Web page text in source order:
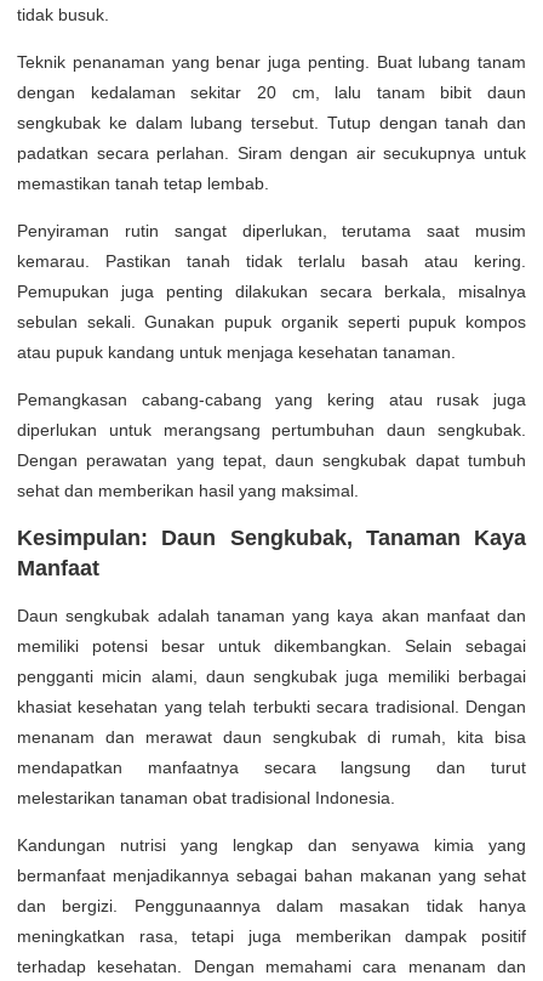
tidak busuk.
Teknik penanaman yang benar juga penting. Buat lubang tanam
dengan kedalaman sekitar 20 cm, lalu tanam bibit daun
sengkubak ke dalam lubang tersebut. Tutup dengan tanah dan
padatkan secara perlahan. Siram dengan air secukupnya untuk
memastikan tanah tetap lembab.
Penyiraman rutin sangat diperlukan, terutama saat musim
kemarau. Pastikan tanah tidak terlalu basah atau kering.
Pemupukan juga penting dilakukan secara berkala, misalnya
sebulan sekali. Gunakan pupuk organik seperti pupuk kompos
atau pupuk kandang untuk menjaga kesehatan tanaman.
Pemangkasan cabang-cabang yang kering atau rusak juga
diperlukan untuk merangsang pertumbuhan daun sengkubak.
Dengan perawatan yang tepat, daun sengkubak dapat tumbuh
sehat dan memberikan hasil yang maksimal.
Kesimpulan: Daun Sengkubak, Tanaman Kaya
Manfaat
Daun sengkubak adalah tanaman yang kaya akan manfaat dan
memiliki potensi besar untuk dikembangkan. Selain sebagai
pengganti micin alami, daun sengkubak juga memiliki berbagai
khasiat kesehatan yang telah terbukti secara tradisional. Dengan
menanam dan merawat daun sengkubak di rumah, kita bisa
mendapatkan manfaatnya secara langsung dan turut
melestarikan tanaman obat tradisional Indonesia.
Kandungan nutrisi yang lengkap dan senyawa kimia yang
bermanfaat menjadikannya sebagai bahan makanan yang sehat
dan bergizi. Penggunaannya dalam masakan tidak hanya
meningkatkan rasa, tetapi juga memberikan dampak positif
terhadap kesehatan. Dengan memahami cara menanam dan